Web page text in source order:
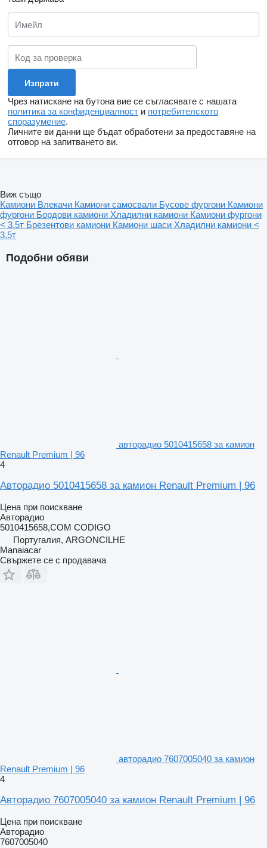
Чрез натискане на бутона вие се съгласявате с нашата
политика за конфиденциалност и потребителското
споразумение.
Личните ви данни ще бъдат обработени за предоставяне на
отговор на запитването ви.
Подобни обяви
авторадио 5010415658 за камион
Renault Premium | 96
4
Авторадио 5010415658 за камион Renault Premium | 96
Цена при поискване
Авторадио
5010415658,COM CODIGO
Португалия, ARGONCILHE
Manaiacar
Свържете се с продавача
авторадио 7607005040 за камион
Renault Premium | 96
4
Авторадио 7607005040 за камион Renault Premium | 96
Цена при поискване
Авторадио
7607005040
Виж също
Камиони Влекачи Камиони самосвали Бусове фургони Камиони
фургони Бордови камиони Хладилни камиони Камиони фургони
< 3.5т Брезентови камиони Камиони шаси Хладилни камиони <
3.5т